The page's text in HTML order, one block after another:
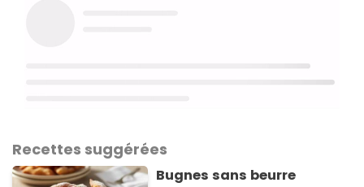
Recettes suggérées
Bugnes sans beurre